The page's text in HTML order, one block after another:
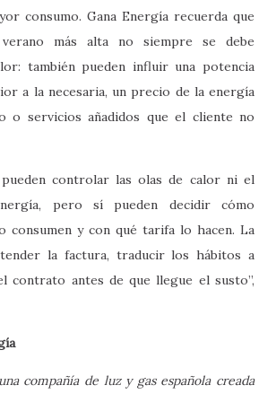
consumo. Gana Energía recuerda que
más alta no siempre se debe
también pueden influir una potencia
a la necesaria, un precio de la energía
o servicios añadidos que el cliente no
pueden controlar las olas de calor ni el
pero sí pueden decidir cómo
consumen y con qué tarifa lo hacen. La
la factura, traducir los hábitos a
contrato antes de que llegue el susto”,
compañía de luz y gas española creada